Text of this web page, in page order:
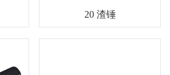
20 渣锤